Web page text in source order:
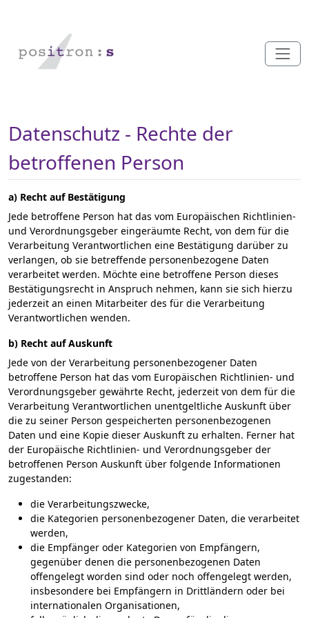
Datenschutz - Rechte der
betroffenen Person
a) Recht auf Bestätigung
Jede betroffene Person hat das vom Europäischen Richtlinien-
und Verordnungsgeber eingeräumte Recht, von dem für die
Verarbeitung Verantwortlichen eine Bestätigung darüber zu
verlangen, ob sie betreffende personenbezogene Daten
verarbeitet werden. Möchte eine betroffene Person dieses
Bestätigungsrecht in Anspruch nehmen, kann sie sich hierzu
jederzeit an einen Mitarbeiter des für die Verarbeitung
Verantwortlichen wenden.
b) Recht auf Auskunft
Jede von der Verarbeitung personenbezogener Daten
betroffene Person hat das vom Europäischen Richtlinien- und
Verordnungsgeber gewährte Recht, jederzeit von dem für die
Verarbeitung Verantwortlichen unentgeltliche Auskunft über
die zu seiner Person gespeicherten personenbezogenen
Daten und eine Kopie dieser Auskunft zu erhalten. Ferner hat
der Europäische Richtlinien- und Verordnungsgeber der
betroffenen Person Auskunft über folgende Informationen
zugestanden:
die Verarbeitungszwecke,
die Kategorien personenbezogener Daten, die verarbeitet
werden,
die Empfänger oder Kategorien von Empfängern,
gegenüber denen die personenbezogenen Daten
offengelegt worden sind oder noch offengelegt werden,
insbesondere bei Empfängern in Drittländern oder bei
internationalen Organisationen,